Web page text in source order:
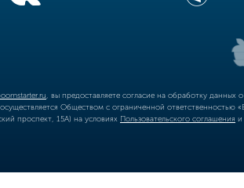
, вы предоставляете согласие на обработку
Обществом с ограниченной
проспект, 15А) на условиях Пользовательского соглашения и